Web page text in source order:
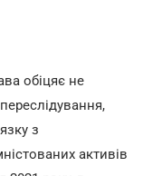
обіцяє не
з
активів